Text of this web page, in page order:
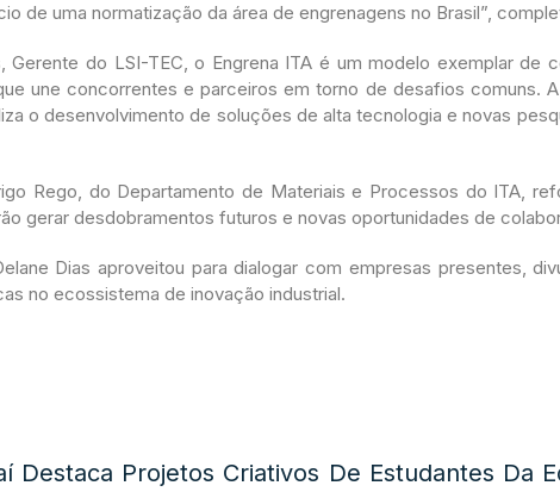
de uma normatização da área de engrenagens no Brasil”,
Gerente do LSI-TEC, o Engrena ITA é um modelo exemplar de
une concorrentes e parceiros em torno de desafios comuns.
o desenvolvimento de soluções de alta tecnologia e novas
Rego, do Departamento de Materiais e Processos do ITA,
gerar desdobramentos futuros e novas oportunidades de
Dias aproveitou para dialogar com empresas presentes,
no ecossistema de inovação industrial.
Destaca Projetos Criativos De Estudantes Da